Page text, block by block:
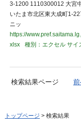
3-1200 1110300012 大宮
いたま市北区東大成町1-
ニッ
https://
xlsx
種別：エクセル サイ
検索結果ページ
トップページ > 検索結果